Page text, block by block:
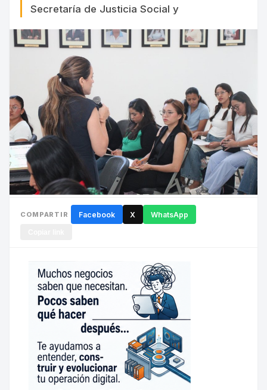
Secretaría de Justicia Social y
COMPARTIR Facebook X WhatsApp